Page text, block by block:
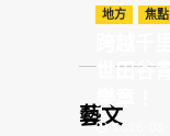
藝文
地方 焦點
世田谷
2026-08-